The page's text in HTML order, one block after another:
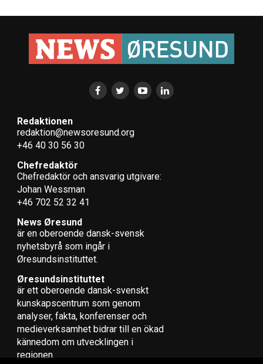
Redaktionen
redaktion@newsoresund.org
+46 40 30 56 30
Chefredaktör
Chefredaktör och ansvarig utgivare:
Johan Wessman
+46 702 52 32 41
News Øresund
är en oberoende dansk-svensk
nyhets­byrå som ingår i
Øresundsinstituttet.
Øresundsinstituttet
är ett oberoende dansk-svenskt
kunskapscentrum som genom
analyser, fakta, konferenser och
medieverksamhet bidrar till en ökad
kännedom om utvecklingen i
regionen.